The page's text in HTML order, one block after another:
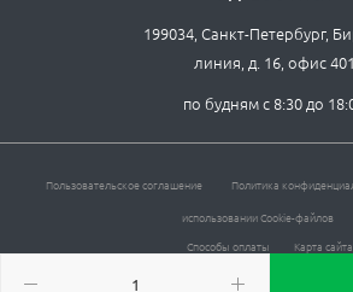
199034, Санкт-Петербург,
линия, д. 16, офис 401
по будням с 8:30 до
Пользовательское соглашение Политика
использовании Cookie-файлов
Способы оплаты
Карта сайта
ЛЛС © , 2026. Все права защищены.